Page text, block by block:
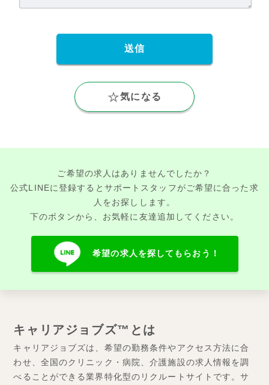
気になる
ご希望の求人はありませんでしたか？
公式LINEに登録するとサポートスタッフがご希望に合った求
人をお探しします。
下のボタンから、お気軽に友達追加してください。
希望の求人を探してもらおう！
キャリアジョブズ™とは
キャリアジョブズは、希望の勤務条件やアクセス方法に合
わせ、全国のクリニック・病院、介護施設の求人情報を調
べることができる業界特化型のリクルートサイトです。サ